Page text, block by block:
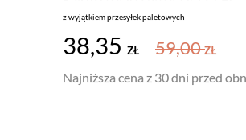
z wyjątkiem przesyłek paletowych
38,35 ZŁ 59,00ZŁ
Najniższa cena z 30 dni przed